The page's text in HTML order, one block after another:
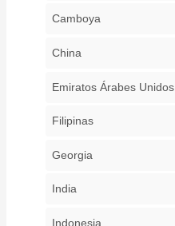
Camboya
China
Emiratos Árabes Unidos
Filipinas
Georgia
India
Indonesia